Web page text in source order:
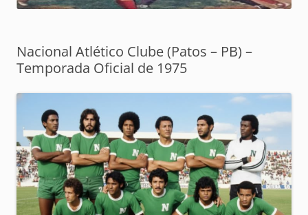
Nacional Atlético Clube (Patos – PB) –
Temporada Oficial de 1975